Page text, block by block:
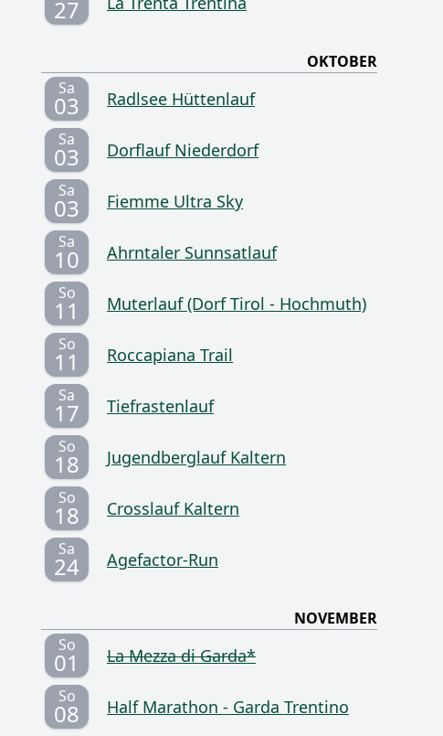
27
OKTOBER
Sa
03 Radlsee Hüttenlauf
Sa
03 Dorflauf Niederdorf
Sa
03 Fiemme Ultra Sky
Sa
10 Ahrntaler Sunnsatlauf
So
11 Muterlauf (Dorf Tirol - Hochmuth)
So
11 Roccapiana Trail
Sa
17 Tiefrastenlauf
So
18 Jugendberglauf Kaltern
So
18 Crosslauf Kaltern
Sa
24 Agefactor-Run
NOVEMBER
So
01 La Mezza di Garda*
So
08 Half Marathon - Garda Trentino